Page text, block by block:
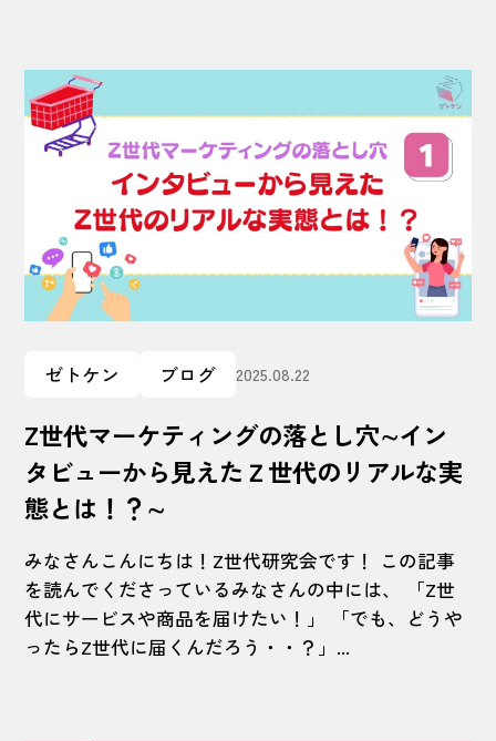
ゼトケン ブログ 2025.08.22
Z世代マーケティングの落とし穴∼イン
タビューから見えたＺ世代のリアルな実
態とは！？∼
みなさんこんにちは！Z世代研究会です！ この記事
を読んでくださっているみなさんの中には、 「Z世
代にサービスや商品を届けたい！」 「でも、どうや
ったらZ世代に届くんだろう・・？」...